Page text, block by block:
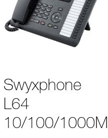
Swyxphone
L64
10/100/